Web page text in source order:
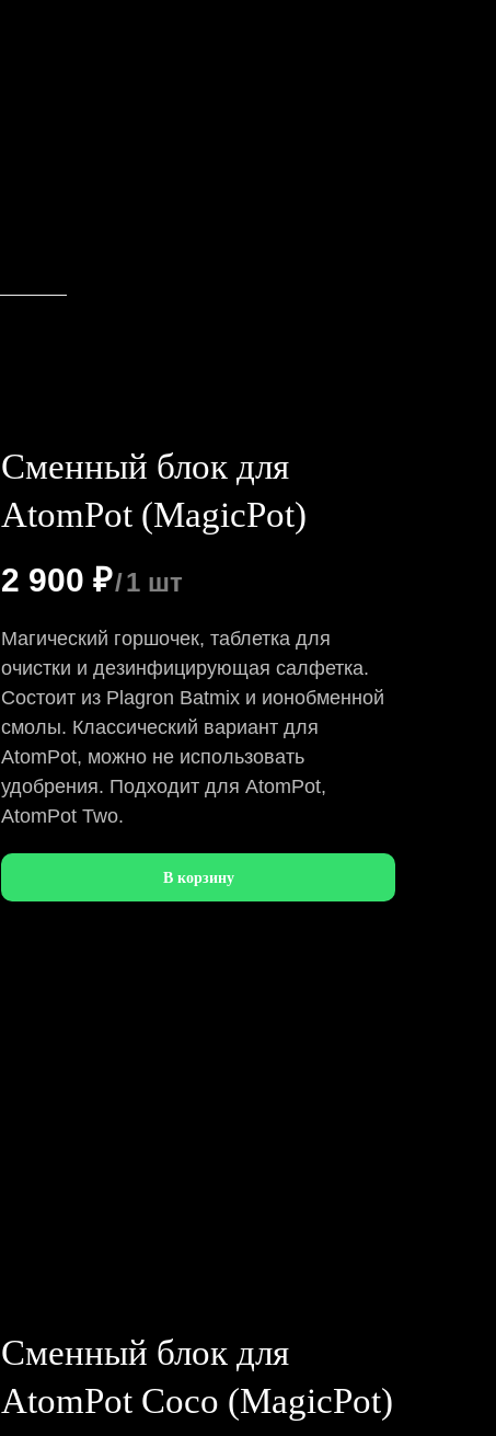
Сменный блок для
AtomPot (MagicPot)
2 900 ₽/1 шт
Магический горшочек, таблетка для
очистки и дезинфицирующая салфетка.
Состоит из Plagron Batmix и ионобменной
смолы. Классический вариант для
AtomPot, можно не использовать
удобрения. Подходит для AtomPot,
AtomPot Two.
В корзину
Сменный блок для
AtomPot Coco (MagicPot)